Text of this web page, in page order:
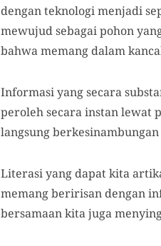
dengan teknologi menjadi
mewujud sebagai pohon
bahwa memang dalam
Informasi yang secara
peroleh secara instan lewat
langsung
Literasi yang dapat kita
memang beririsan dengan
bersamaan kita juga